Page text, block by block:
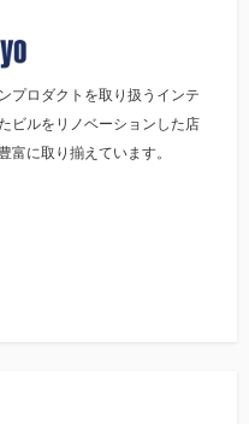
プロダクトを取り扱うインテ
ビルをリノベーションした店
富に取り揃えています。